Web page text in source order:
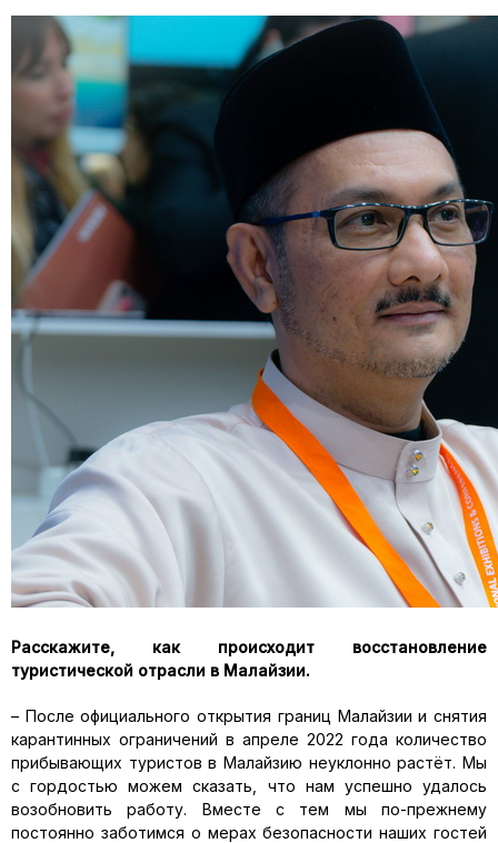
Расскажите, как происходит восстановление
туристической отрасли в Малайзии.
– После официального открытия границ Малайзии и снятия
карантинных ограничений в апреле 2022 года количество
прибывающих туристов в Малайзию неуклонно растёт. Мы
с гордостью можем сказать, что нам успешно удалось
возобновить работу. Вместе с тем мы по-прежнему
постоянно заботимся о мерах безопасности наших гостей